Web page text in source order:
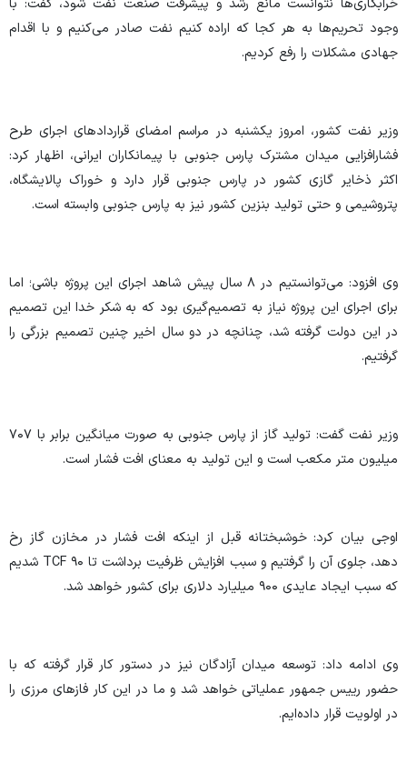
خرابکاری‌ها نتوانست مانع رشد و پیشرفت صنعت نفت شود، گفت: با
وجود تحریم‌ها به هر کجا که اراده کنیم نفت صادر می‌کنیم و با اقدام
جهادی مشکلات را رفع کردیم.
وزیر نفت کشور، امروز یکشنبه در مراسم امضای قرارداد‌های اجرای طرح
فشارافزایی میدان مشترک پارس جنوبی با پیمانکاران ایرانی، اظهار کرد:
اکثر ذخایر گازی کشور در پارس جنوبی قرار دارد و خوراک پالایشگاه،
پتروشیمی و حتی تولید بنزین کشور نیز به پارس جنوبی وابسته است.
وی افزود: می‌توانستیم در ۸ سال پیش شاهد اجرای این پروژه باشی؛ اما
برای اجرای این پروژه نیاز به تصمیم‌گیری بود که به شکر خدا این تصمیم
در این دولت گرفته شد، چنانچه در دو سال اخیر چنین تصمیم بزرگی را
گرفتیم.
وزیر نفت گفت: تولید گاز از پارس جنوبی به صورت میانگین برابر با ۷۰۷
میلیون متر مکعب است و این تولید به معنای افت فشار است.
اوجی بیان کرد: خوشبختانه قبل از اینکه افت فشار در مخازن گاز رخ
دهد، جلوی آن را گرفتیم و سبب افزایش ظرفیت برداشت تا ۹۰ TCF شدیم
که سبب ایجاد عایدی ۹۰۰ میلیارد دلاری برای کشور خواهد شد.
وی ادامه داد: توسعه میدان آزادگان نیز در دستور کار قرار گرفته که با
حضور رییس جمهور عملیاتی خواهد شد و ما در این کار فاز‌های مرزی را
در اولویت قرار داده‌ایم.